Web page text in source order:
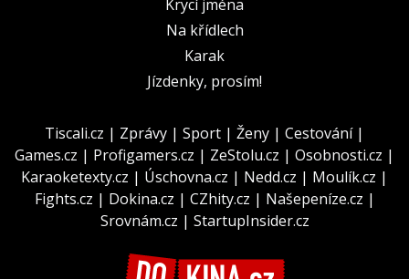
Krycí jména
Na křídlech
Karak
Jízdenky, prosím!
Tiscali.cz | Zprávy | Sport | Ženy | Cestování|
Games.cz | Profigamers.cz | ZeStolu.cz | Osobnosti.cz |
Karaoketexty.cz | Úschovna.cz | Nedd.cz | Moulík.cz |
Fights.cz | Dokina.cz | CZhity.cz | Našepeníze.cz |
Srovnám.cz | StartupInsider.cz